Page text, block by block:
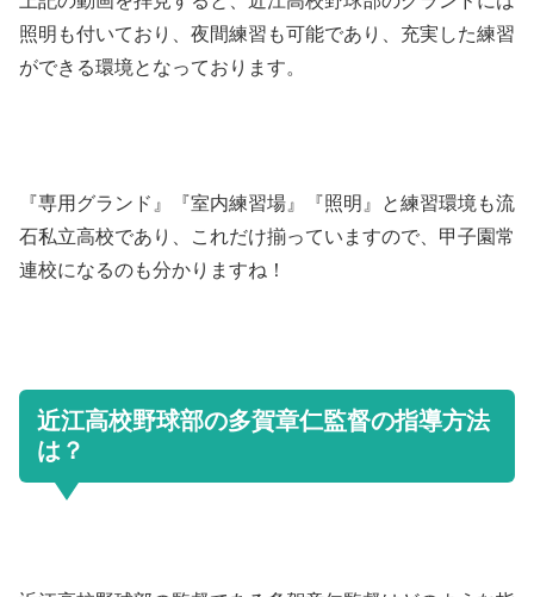
照明も付いており、夜間練習も可能であり、充実した練習
ができる環境となっております。
『専用グランド』『室内練習場』『照明』と練習環境も流
石私立高校であり、これだけ揃っていますので、甲子園常
連校になるのも分かりますね！
近江高校野球部の多賀章仁監督の指導方法
は？